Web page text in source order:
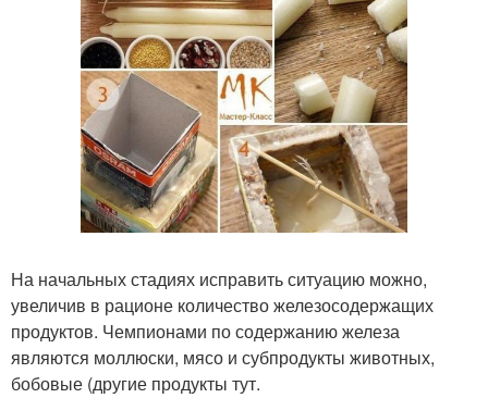
На начальных стадиях исправить ситуацию можно,
увеличив в рационе количество железосодержащих
продуктов. Чемпионами по содержанию железа
являются моллюски, мясо и субпродукты животных,
бобовые (другие продукты тут.